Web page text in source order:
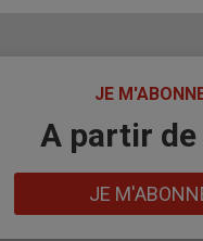
JE
A partir de
JE